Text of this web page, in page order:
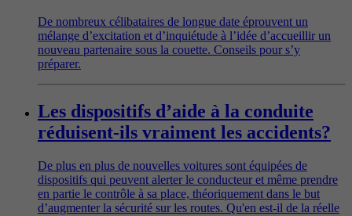
De nombreux célibataires de longue date éprouvent un
mélange d’excitation et d’inquiétude à l’idée d’accueillir un
nouveau partenaire sous la couette. Conseils pour s’y
préparer.
Les dispositifs d’aide à la conduite
réduisent-ils vraiment les accidents?
De plus en plus de nouvelles voitures sont équipées de
dispositifs qui peuvent alerter le conducteur et même prendre
en partie le contrôle à sa place, théoriquement dans le but
d’augmenter la sécurité sur les routes. Qu'en est-il de la réelle